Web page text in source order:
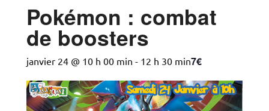
Pokémon : combat
de boosters
janvier 24 @ 10 h 00 min - 12 h 30 min7€